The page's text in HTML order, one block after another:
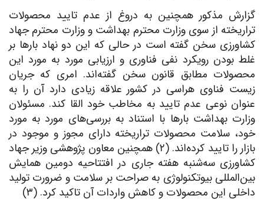
گزارش مذکور همچنین به دروغ از عدم تایید محصولات
تراریخته از سوی وزارت محترم بهداشت و وزارت محترم جهاد
کشاورزی سخن گفته است در حالی که این دو نهاد بارها بر
غلط بودن رویکرد نفی فناوری و ارزیابی مورد به مورد این
محصولات مطابق قانون سخن گفته‌اند. امری که جریان
زیست فناوی هراسی در کشور علاقه زیادی دارد آن را به
عنوان نوعی عدم تایید به مخاطب خود القا کند. مسئولان
وزارت بهداشت بارها با استناد به بررسی‌های مورد به مورد
خود، سلامت محصولات تراریخته دارای مجوز و موجود در
بازار را تایید کرده‌اند. (۲) همچنین معاون پژوهشی وزیر جهاد
کشاورزی سه‌شنبه هفته جاری در افتتاحیه دومین همایش
بین‌المللی بیوتکنولوژی به صراحت بر سلامت و ضرورت تولید
داخلی این محصولات و کاهش واردات آن تاکید کرد. (۳)